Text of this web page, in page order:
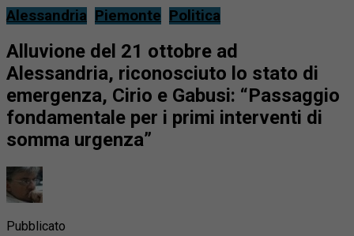
Alessandria Piemonte Politica
Alluvione del 21 ottobre ad
Alessandria, riconosciuto lo stato di
emergenza, Cirio e Gabusi: “Passaggio
fondamentale per i primi interventi di
somma urgenza”
Pubblicato